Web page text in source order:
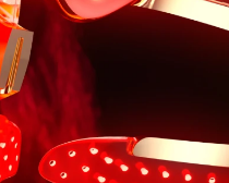
我的订单
Русский
繁體中文